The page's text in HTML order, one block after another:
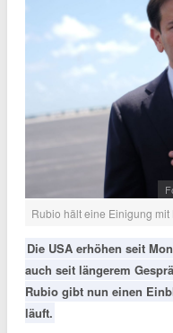
Rubio hält eine Einigung
Die USA erhöhen seit
auch seit längerem
Rubio gibt nun einen
läuft.